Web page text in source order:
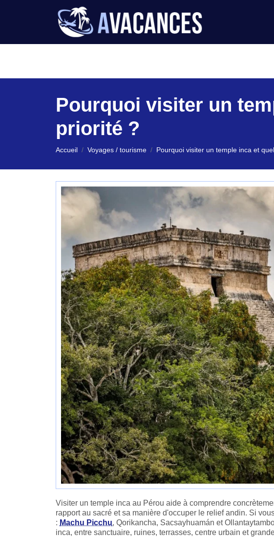
Pourquoi visiter un
priorité ?
Accueil Voyages / tourisme Pourquoi visiter un temple inca et
Visiter un temple inca au Pérou aide à comprendre
rapport au sacré et sa manière d'occuper le relief andin. Si
: Machu Picchu, Qorikancha, Sacsayhuamán et
inca, entre sanctuaire, ruines, terrasses, centre urbain et